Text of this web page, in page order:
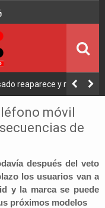
reaparece y ratifica
Coaquira
móvil
de
después del veto
los usuarios van a
y la marca se puede
próximos modelos